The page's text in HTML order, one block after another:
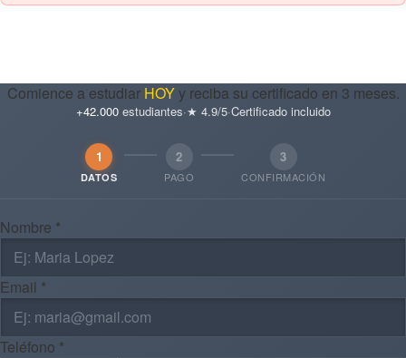
Comience a estudiar HOYy reciba su certificado en 3 meses.
+42.000estudiantes·★ 4.9/5·Certificado incluido
1
DATOS
2
PAGO
3
CONFIRMACIÓN
Nombre *
Email *
Teléfono *